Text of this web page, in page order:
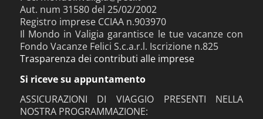
Aut. num 31580 del 25/02/2002
Registro imprese CCIAA n.903970
Il Mondo in Valigia garantisce le tue vacanze con
Fondo Vacanze Felici S.c.a.r.l. Iscrizione n.825
Trasparenza dei contributi alle imprese
Si riceve su appuntamento
ASSICURAZIONI DI VIAGGIO PRESENTI NELLA
NOSTRA PROGRAMMAZIONE: